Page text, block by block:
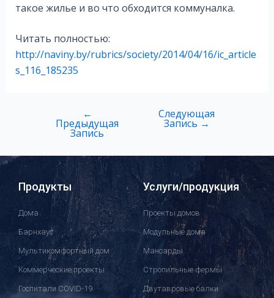
такое жилье и во что обходится коммуналка.
Читать полностью:
http://naviny.by/rubrics/society/2014/04/16/ic_article
s_116_185235
←
Предыдущая
Запись
Следующая
Запись →
Продукты
Дома
Барнхаус
Мультикомфортный дом
Коммерческие проекты
Госпитали COVID-19
Услуги/продукция
Проекты домов
Модульные дома
Мансарды
Стропильные фермы
Двутавровые балки